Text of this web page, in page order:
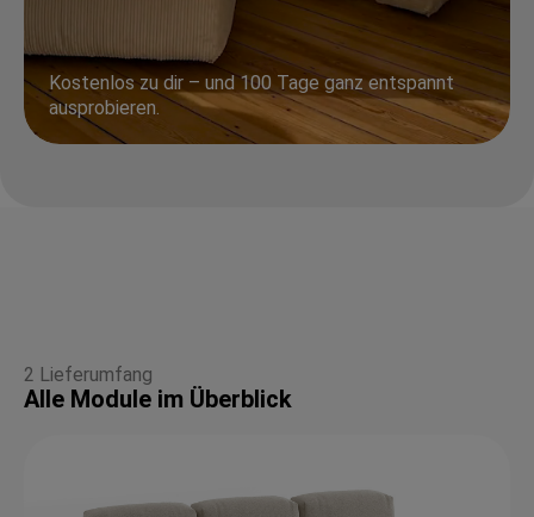
Kostenlos zu dir – und 100 Tage ganz entspannt
ausprobieren.
2 Lieferumfang
Alle Module im Überblick